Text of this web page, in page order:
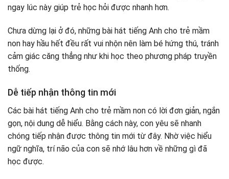
ngay lúc này giúp trẻ học hỏi được nhanh hơn.
Chưa dừng lại ở đó, những bài hát tiếng Anh cho trẻ mầm
non hay hầu hết đều rất vui nhộn nên làm bé hứng thú, tránh
cảm giác căng thẳng như khi học theo phương pháp truyền
thống.
Dễ tiếp nhận thông tin mới
Các bài hát tiếng Anh cho trẻ mầm non có lời đơn giản, ngắn
gọn, nội dung dễ hiểu. Bằng cách này, con yêu sẽ nhanh
chóng tiếp nhận được thông tin mới từ đây. Nhờ việc hiểu
ngữ nghĩa, trí não của con sẽ nhớ lâu hơn về những gì đã
học được.